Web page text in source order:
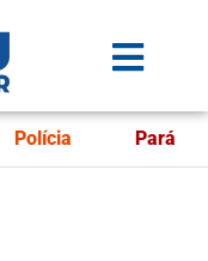
Polícia Pará